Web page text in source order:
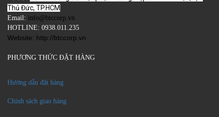
Thủ Đức, TP.HCM
Email: info@btccorp.vn
HOTLINE: 0938.011.235
Website: http://btccorp.vn
PHƯƠNG THỨC ĐẶT HÀNG
Hướng dẫn đặt hàng
Chính sách giao hàng